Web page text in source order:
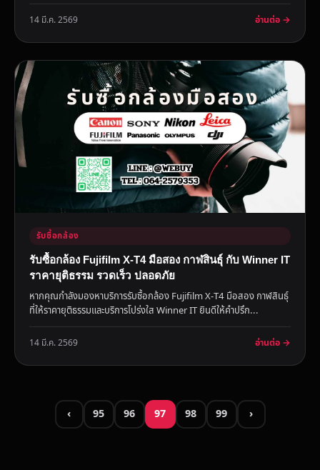
14 มี.ค. 2569 อ่านต่อ →
รับซื้อกล้อง
รับซื้อกล้อง Fujifilm X-T4 มือสอง กาฬสินธุ์ กับ Winner IT
ราคายุติธรรม รวดเร็ว ปลอดภัย
หากคุณกำลังมองหาบริการรับซื้อกล้อง Fujifilm X-T4 มือสอง กาฬสินธุ์
ที่ให้ราคายุติธรรมและบริการโปร่งใส Winner IT ยินดีให้คำปรึก...
14 มี.ค. 2569 อ่านต่อ →
‹ 95 96 97 98 99 ›